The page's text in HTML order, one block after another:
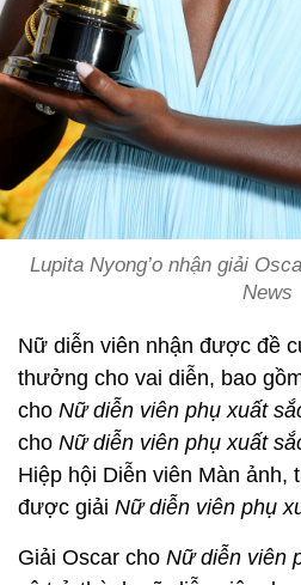
Lupita Nyong’o nhận giải
News
Nữ diễn viên nhận được đề
thưởng cho vai diễn, bao
cho Nữ diễn viên phụ xuất
cho Nữ diễn viên phụ xuất
Hiệp hội Diễn viên Màn ảnh,
được giải Nữ diễn viên phụ
Giải Oscar cho Nữ diễn viên